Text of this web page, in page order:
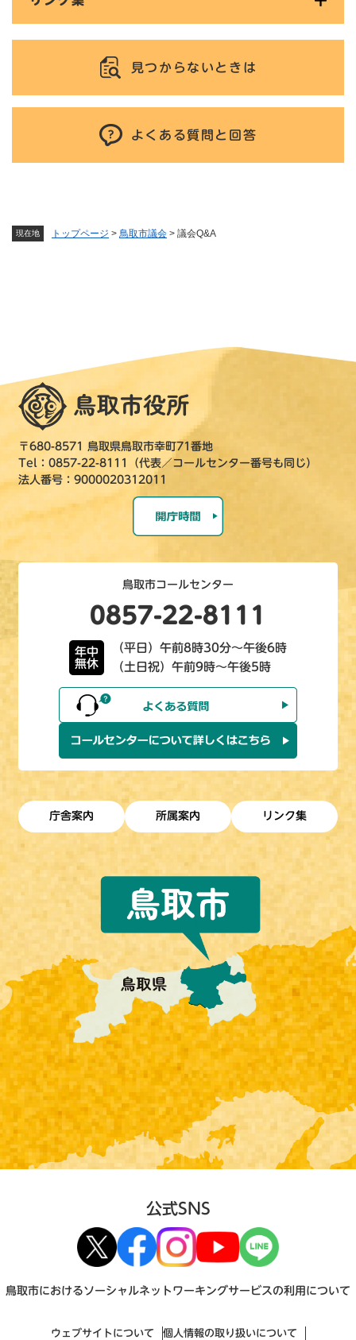
現在地 トップページ > 鳥取市議会 > 議会Q&A
見つからないときは
よくある質問と回答
〒680-8571 鳥取県鳥取市幸町71番地
Tel：0857-22-8111（代表／コールセンター番号も同じ）
法人番号：9000020312011
鳥取市コールセンター
0857-22-8111
年中
無休
（平日）午前8時30分～午後6時
（土日祝）午前9時～午後5時
庁舎案内 所属案内 リンク集
公式SNS
鳥取市におけるソーシャルネットワーキングサービスの利用について
ウェブサイトについて 個人情報の取り扱いについて